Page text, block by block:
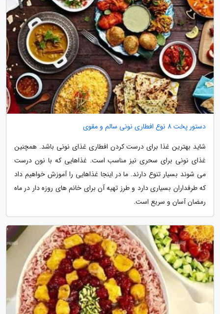
دستور پخت 8 نوع افطاری نونی سالم و مقوی
شاید بهترین غذا برای درست کردن افطاری غذای نونی باشد. همچنین
غذای نونی برای سحری نیز مناسب است. غذاهایی که با نون درست
می شوند بسیار تنوع دارند. ما در اینجا غذاهایی را آموزش خواهیم داد
که طرفداران بسیاری دارد و طرز تهیه آن برای خانم های روزه دار در ماه
رمضان آسان و سریع است.